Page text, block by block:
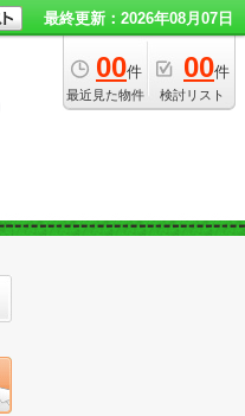
最終更新：2026年08月07日
00件
最近見た物件
00件
検討リスト